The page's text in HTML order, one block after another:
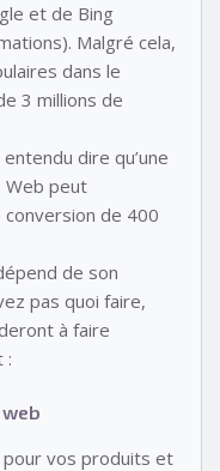
et de Bing
Malgré cela,
dans le
3 millions de
dire qu’une
Web peut
de 400
de son
pas quoi faire,
à faire
:
pour vos produits et